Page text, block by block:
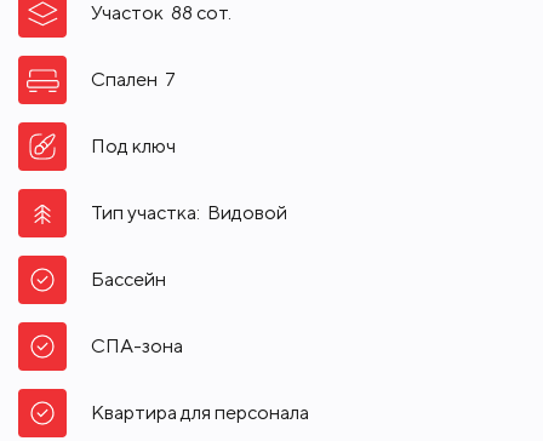
Участок 88 сот.
Спален 7
Под ключ
Тип участка: Видовой
Бассейн
СПА-зона
Квартира для персонала